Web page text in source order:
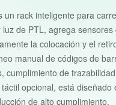
un rack inteligente para
de PTL, agrega sensores
la colocación y el
manual de códigos de
cumplimiento de
opcional, está diseñado
de alto cumplimiento.